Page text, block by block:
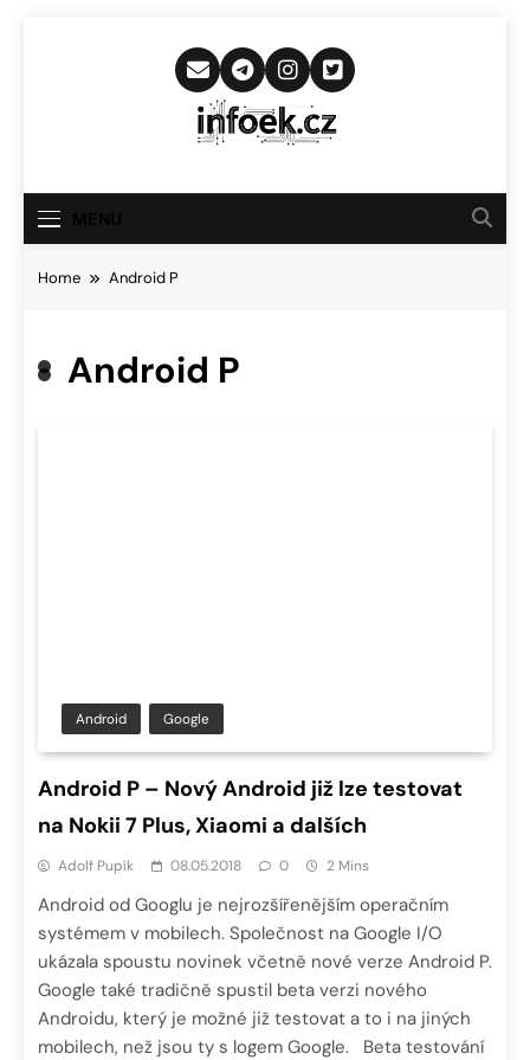
Infoek.cz
Novinkám
Home Android P
Android P
Android Google
Android P – Nový Android již lze testovat
na Nokii 7 Plus, Xiaomi a dalších
Adolf Pupík 08.05.2018 0 2 Mins
Android od Googlu je nejrozšířenějším operačním
systémem v mobilech. Společnost na Google I/O
ukázala spoustu novinek včetně nové verze Android P.
Google také tradičně spustil beta verzi nového
Androidu, který je možné již testovat a to i na jiných
mobilech, než jsou ty s logem Google. Beta testování